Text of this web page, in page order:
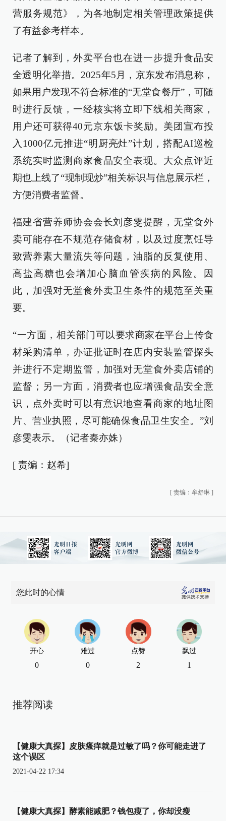
营服务规范》，为各地制定相关管理政策提供
了有益参考样本。
记者了解到，外卖平台也在进一步提升食品安
全透明化举措。2025年5月，京东发布消息称，
如果用户发现不符合标准的“无堂食餐厅”，可随
时进行反馈，一经核实将立即下线相关商家，
用户还可获得40元京东饭卡奖励。美团宣布投
入1000亿元推进“明厨亮灶”计划，搭配AI巡检
系统实时监测商家食品安全表现。大众点评近
期也上线了“现制现炒”相关标识与信息展示栏，
方便消费者监督。
福建省营养师协会会长刘彦雯提醒，无堂食外
卖可能存在不规范存储食材，以及过度烹饪导
致营养素大量流失等问题，油脂的反复使用、
高盐高糖也会增加心脑血管疾病的风险。因
此，加强对无堂食外卖卫生条件的规范至关重
要。
“一方面，相关部门可以要求商家在平台上传食
材采购清单，办证批证时在店内安装监管探头
并进行不定期监管，加强对无堂食外卖店铺的
监督；另一方面，消费者也应增强食品安全意
识，点外卖时可以有意识地查看商家的地址图
片、营业执照，尽可能确保食品卫生安全。”刘
彦雯表示。（记者秦亦姝）
[ 责编：赵希]
[ 责编：牟舒琳 ]
您此时的心情
开心
0
难过
0
点赞
2
飘过
1
推荐阅读
【健康大真探】皮肤瘙痒就是过敏了吗？你可能走进了
这个误区
2021-04-22 17:34
【健康大真探】酵素能减肥？钱包瘦了，你却没瘦